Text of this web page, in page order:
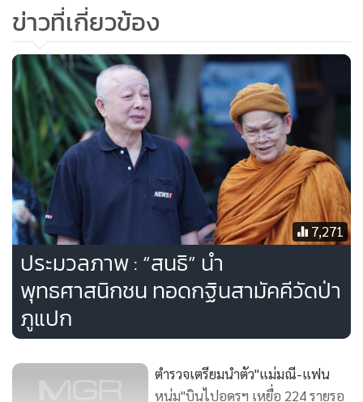
ข่าวที่เกี่ยวข้อง
7,271
ประมวลภาพ : “สนธิ” นำ
พุทธศาสนิกชน ทอดกฐินสามัคคีวัดป่า
ภูแปก
ตำรวจเตรียมนำตัว"แม่มณี-แฟน
หนุ่ม"บินไปอุดรฯ เหยื่อ 224 รายรอ